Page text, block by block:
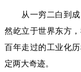
从一穷二白到成
然屹立于世界东方
百年走过的工业化
定两大奇迹。